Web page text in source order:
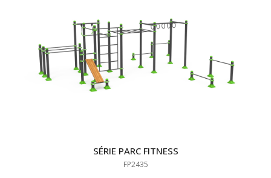
SÉRIE PARC FITNESS
FP2435